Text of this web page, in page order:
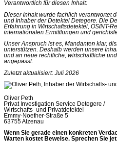
Verantwortlich für diesen Inhalt:
Dieser Inhalt wurde fachlich verantwortet
und Inhaber der Detektei Detegere. Die
Erfahrung in Wirtschaftsdetektei, OSINT-
internationalen Ermittlungen und
Unser Anspruch ist es, Mandanten klar,
unterstützen. Deshalb werden unsere
und an neue rechtliche, wirtschaftliche
angepasst.
Zuletzt aktualisiert: Juli 2026
Oliver Peth
Privat Investigation Service Detegere /
Wirtschafts- und Privatdetektei
Emmy-Noether-Straße 5
63755 Alzenau
Wenn Sie gerade einen konkreten
Warten kostet Beweise. Sprechen Sie